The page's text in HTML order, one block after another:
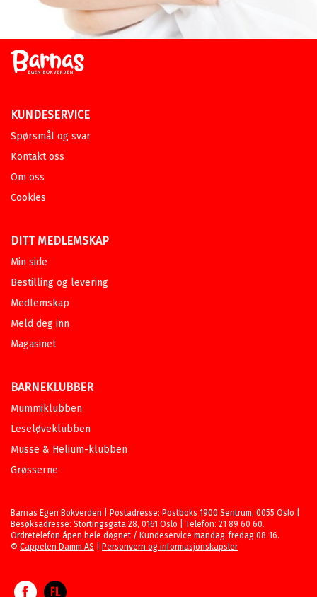
KUNDESERVICE
Spørsmål og svar
Kontakt oss
Om oss
Cookies
DITT MEDLEMSKAP
Min side
Bestilling og levering
Medlemskap
Meld deg inn
Magasinet
BARNEKLUBBER
Mummiklubben
Leseløveklubben
Musse & Helium-klubben
Grøsserne
Barnas Egen Bokverden | Postadresse: Postboks 1900 Sentrum, 0055 Oslo |
Besøksadresse: Stortingsgata 28, 0161 Oslo | Telefon: 21 89 60 60.
Ordretelefon åpen hele døgnet / Kundeservice mandag-fredag 08-16.
© Cappelen Damm AS Personvern og informasjonskapsler
Facebook